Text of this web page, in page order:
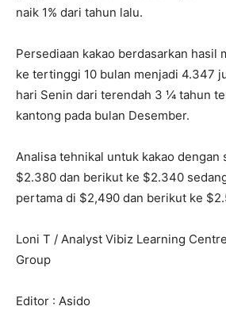
naik 1% dari tahun lalu.
Persediaan kakao berdasarkan hasil
ke tertinggi 10 bulan menjadi 4.347
hari Senin dari terendah 3 ¼ tahun
kantong pada bulan Desember.
Analisa tehnikal untuk kakao
$2.380 dan berikut ke $2.340
pertama di $2,490 dan berikut ke
Loni T / Analyst Vibiz Learning
Group
Editor : Asido